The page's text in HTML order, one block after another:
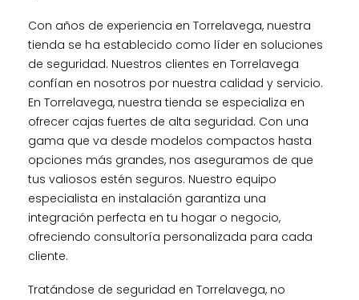
Con años de experiencia en Torrelavega, nuestra
tienda se ha establecido como líder en soluciones
de seguridad. Nuestros clientes en Torrelavega
confían en nosotros por nuestra calidad y servicio.
En Torrelavega, nuestra tienda se especializa en
ofrecer cajas fuertes de alta seguridad. Con una
gama que va desde modelos compactos hasta
opciones más grandes, nos aseguramos de que
tus valiosos estén seguros. Nuestro equipo
especialista en instalación garantiza una
integración perfecta en tu hogar o negocio,
ofreciendo consultoría personalizada para cada
cliente.
Tratándose de seguridad en Torrelavega, no